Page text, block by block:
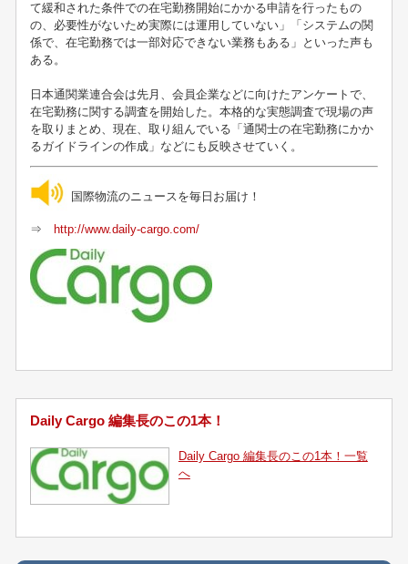
て緩和された条件での在宅勤務開始にかかる申請を行ったもの
の、必要性がないため実際には運用していない」「システムの関
係で、在宅勤務では一部対応できない業務もある」といった声も
ある。
日本通関業連合会は先月、会員企業などに向けたアンケートで、
在宅勤務に関する調査を開始した。本格的な実態調査で現場の声
を取りまとめ、現在、取り組んでいる「通関士の在宅勤務にかか
るガイドラインの作成」などにも反映させていく。
国際物流のニュースを毎日お届け！
⇒ http://www.daily-cargo.com/
Daily Cargo 編集長のこの1本！
Daily Cargo 編集長のこの1本！一覧
へ